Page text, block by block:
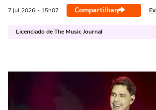
7 jul 2026 - 15h07 Compartilhar
Licenciado de The Music Journal